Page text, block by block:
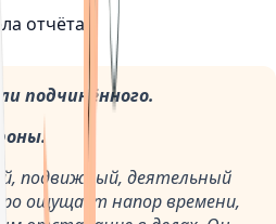
отчёта:
подчинённого.
подвижный, деятельный
ощущает напор времени,